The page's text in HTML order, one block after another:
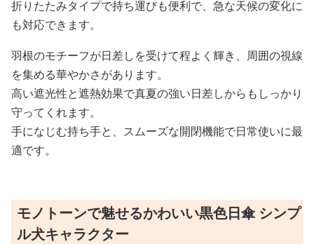
折りたたみタイプで持ち運びも便利で、急な天候の変化に
も対応できます。
羽根のモチーフが日差しを受けて程よく輝き、周囲の視線
を集める華やかさがあります。
高い遮光性と遮熱効果で真夏の強い日差しからもしっかり
守ってくれます。
手になじむ持ち手と、スムーズな開閉機能で日常使いに最
適です。
モノトーンで魅せるかわいい黒色日傘 シンプ
ル犬キャラクター